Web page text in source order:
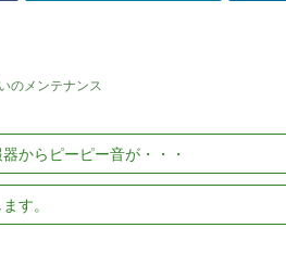
のメンテナンス
からピーピー音が・・・
す。